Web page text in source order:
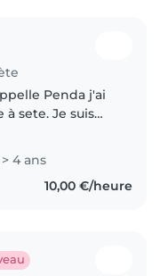
Penda j'ai
à sete. Je suis
10ans car
de rêve depuis
4 ans
10,00 €/heure